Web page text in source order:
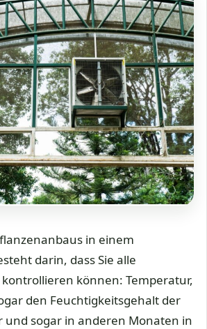
in einem
darin, dass Sie alle
können: Temperatur,
den Feuchtigkeitsgehalt der
und sogar in anderen Monaten in